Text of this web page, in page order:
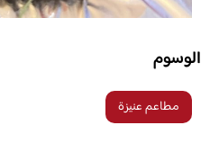
الوسوم
مطاعم عنيزة